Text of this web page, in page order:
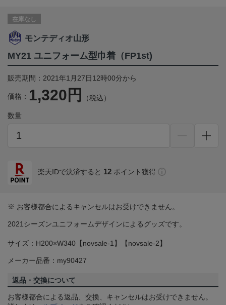
在庫なし
モンテディオ山形
MY21 ユニフォーム型巾着（FP1st)
販売期間：2021年1月27日12時00分から
価格： 1,320円 （税込）
数量
楽天IDで決済すると 12 ポイント獲得
※ お客様都合によるキャンセルはお受けできません。
2021シーズンユニフォームデザインによるグッズです。
サイズ：H200×W340【novsale-1】【novsale-2】
メーカー品番：my90427
返品・交換について
お客様都合による返品、交換、キャンセルはお受けできません。